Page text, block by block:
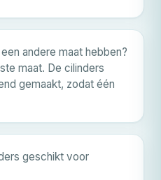
andere maat hebben?
maat. De cilinders
gemaakt, zodat één
geschikt voor